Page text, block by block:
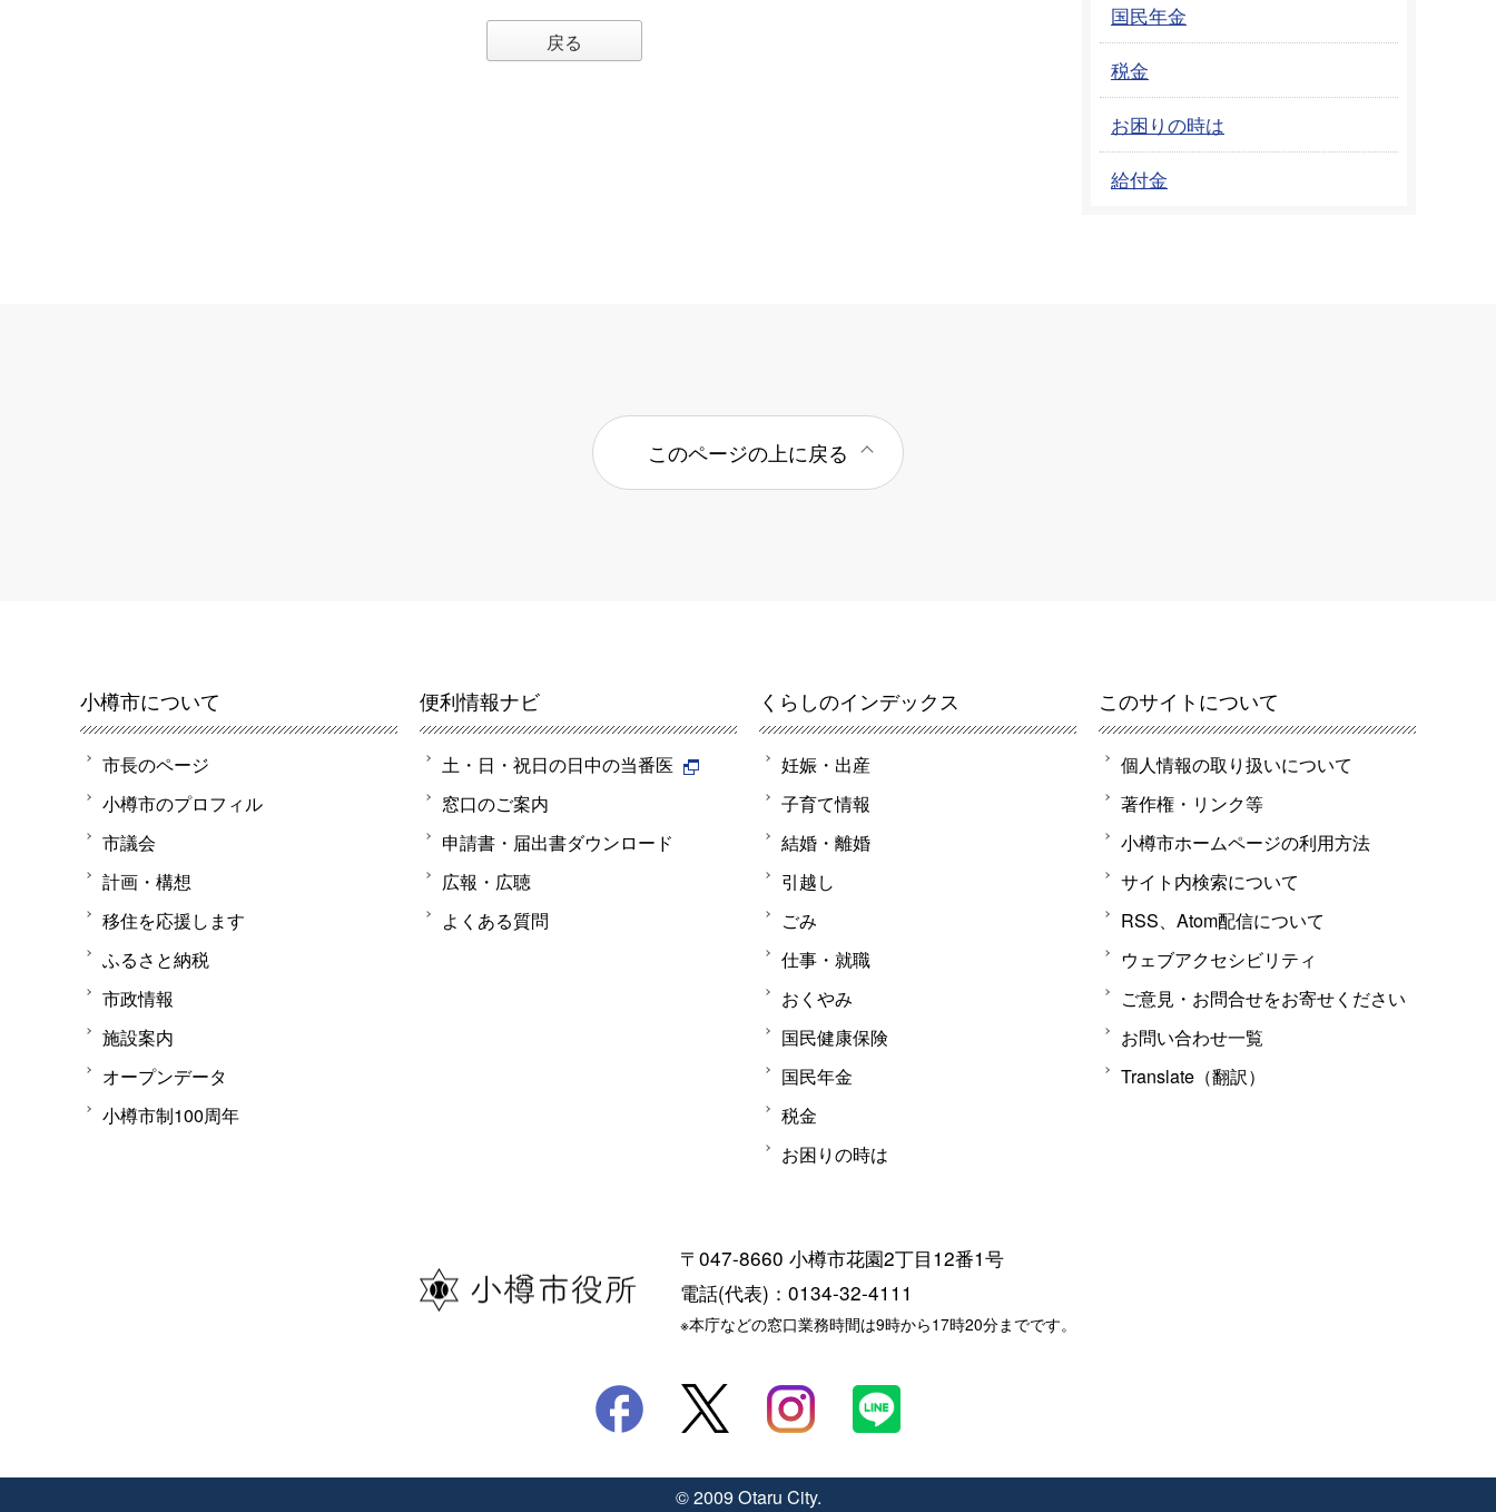
戻る
国民年金
税金
お困りの時は
給付金
このページの上に戻る
小樽市について
市長のページ
小樽市のプロフィル
市議会
計画・構想
移住を応援します
ふるさと納税
市政情報
施設案内
オープンデータ
小樽市制100周年
便利情報ナビ
土・日・祝日の日中の当番医
窓口のご案内
申請書・届出書ダウンロード
広報・広聴
よくある質問
くらしのインデックス
妊娠・出産
子育て情報
結婚・離婚
引越し
ごみ
仕事・就職
おくやみ
国民健康保険
国民年金
税金
お困りの時は
このサイトについて
個人情報の取り扱いについて
著作権・リンク等
小樽市ホームページの利用方法
サイト内検索について
RSS、Atom配信について
ウェブアクセシビリティ
ご意見・お問合せをお寄せください
お問い合わせ一覧
Translate（翻訳）
〒047-8660 小樽市花園2丁目12番1号
電話(代表)：0134-32-4111
※本庁などの窓口業務時間は9時から17時20分までです。
© 2009 Otaru City.